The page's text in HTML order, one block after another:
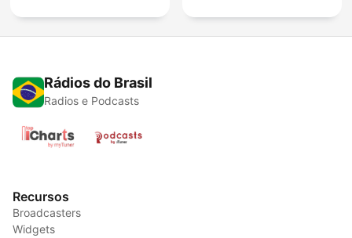
Rádios do Brasil
Radios e Podcasts
Recursos
Broadcasters
Widgets